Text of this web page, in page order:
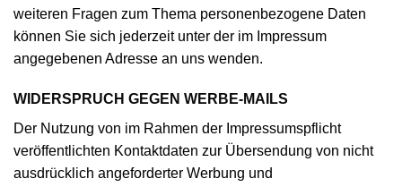
weiteren Fragen zum Thema personenbezogene Daten
können Sie sich jederzeit unter der im Impressum
angegebenen Adresse an uns wenden.
WIDERSPRUCH GEGEN WERBE-MAILS
Der Nutzung von im Rahmen der Impressumspflicht
veröffentlichten Kontaktdaten zur Übersendung von nicht
ausdrücklich angeforderter Werbung und